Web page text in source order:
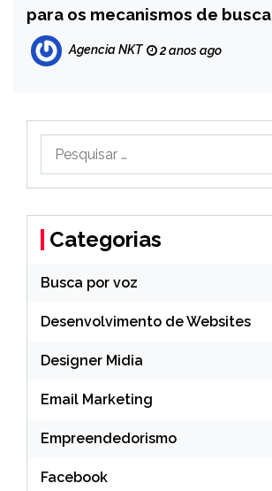
para os mecanismos de busca
Agencia NKT 2 anos ago
por:
Categorias
Busca por voz
Desenvolvimento de Websites
Designer Midia
Email Marketing
Empreendedorismo
Facebook